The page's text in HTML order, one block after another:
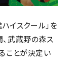
イスクール」を
、武蔵野の森ス
ことが決定い